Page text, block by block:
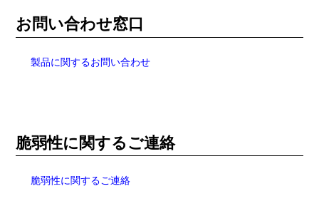
お問い合わせ窓口
製品に関するお問い合わせ
脆弱性に関するご連絡
脆弱性に関するご連絡